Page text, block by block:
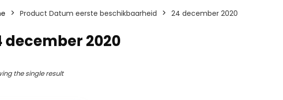
Product Datum eerste beschikbaarheid 24 december 2020
december 2020
the single result